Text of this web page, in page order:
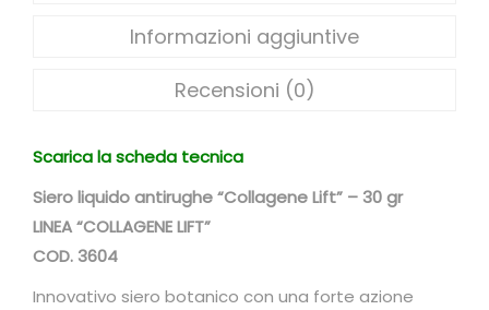
u
g
h
e
Informazioni aggiuntive
Recensioni (0)
Scarica la scheda tecnica
Siero liquido antirughe “Collagene Lift” – 30 gr
LINEA “COLLAGENE LIFT”
COD. 3604
Innovativo siero botanico con una forte azione